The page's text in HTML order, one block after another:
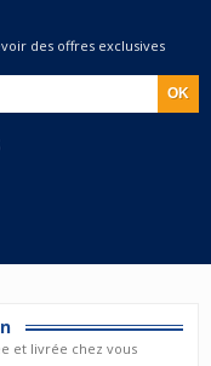
des offres exclusives
et livrée chez vous